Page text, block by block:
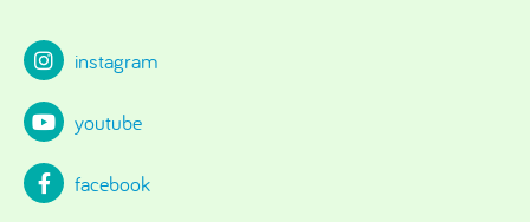
instagram
youtube
facebook